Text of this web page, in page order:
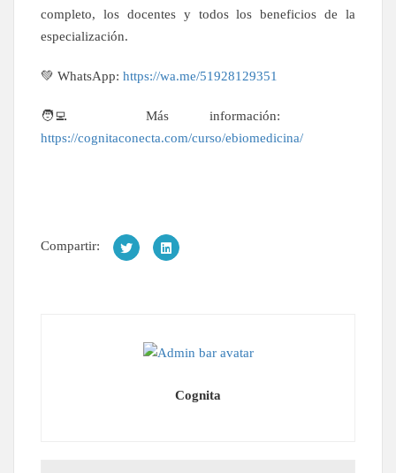
completo, los docentes y todos los beneficios de la
especialización.
💚 WhatsApp: https://wa.me/51928129351
🧑‍💻 Más información:
https://cognitaconecta.com/curso/ebiomedicina/
Compartir:
Cognita